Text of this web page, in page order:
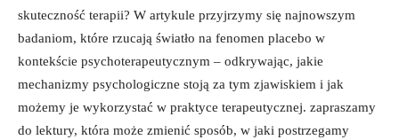
skuteczność terapii? W artykule przyjrzymy się najnowszym
badaniom, które rzucają światło na fenomen placebo w
kontekście psychoterapeutycznym – odkrywając, jakie
mechanizmy psychologiczne stoją za tym zjawiskiem i jak
możemy je wykorzystać w praktyce terapeutycznej. zapraszamy
do lektury, która może zmienić sposób, w jaki postrzegamy